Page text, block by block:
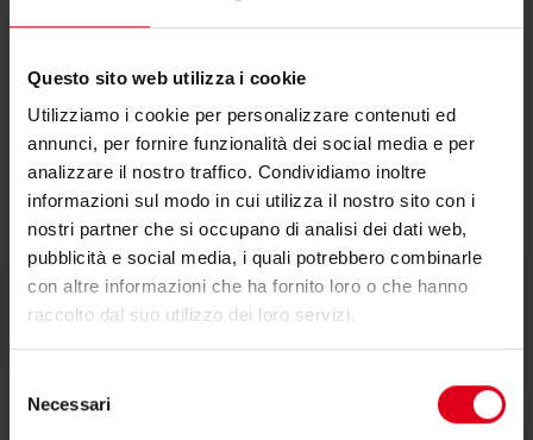
Questo sito web utilizza i cookie
Utilizziamo i cookie per personalizzare contenuti ed
annunci, per fornire funzionalità dei social media e per
analizzare il nostro traffico. Condividiamo inoltre
informazioni sul modo in cui utilizza il nostro sito con i
nostri partner che si occupano di analisi dei dati web,
pubblicità e social media, i quali potrebbero combinarle
con altre informazioni che ha fornito loro o che hanno
raccolto dal suo utilizzo dei loro servizi.
delNecessari
Documentazione
Scheda tecnica